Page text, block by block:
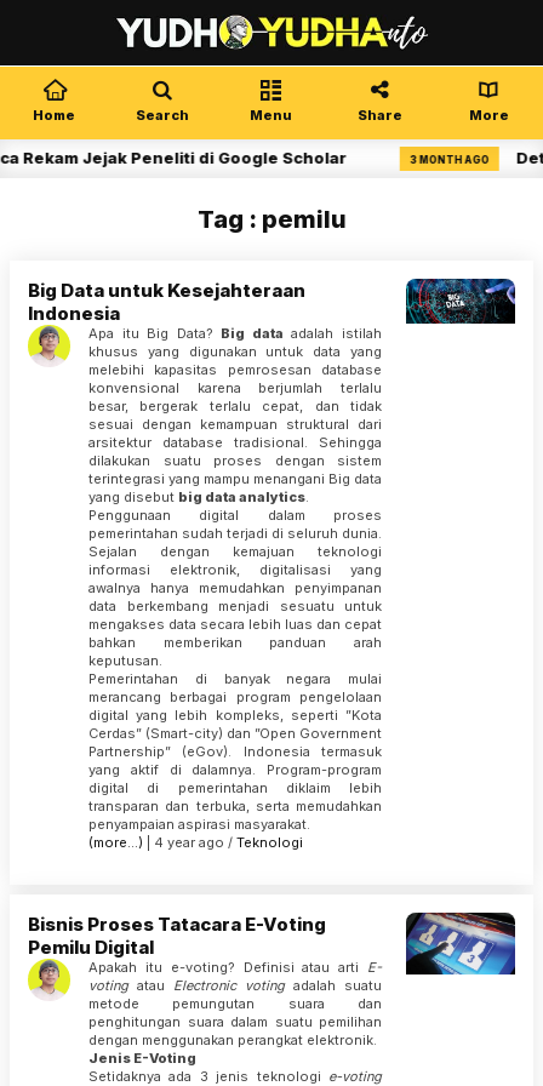
Home Search Menu Share More
Rekam Jejak Peneliti di Google Scholar 3 MONTH AGO
Tag : pemilu
Big Data untuk Kesejahteraan
Indonesia
Apa itu Big Data? Big data adalah istilah
khusus yang digunakan untuk data yang
melebihi kapasitas pemrosesan database
konvensional karena berjumlah terlalu
besar, bergerak terlalu cepat, dan tidak
sesuai dengan kemampuan struktural dari
arsitektur database tradisional. Sehingga
dilakukan suatu proses dengan sistem
terintegrasi yang mampu menangani Big data
yang disebut big data analytics.
Penggunaan digital dalam proses
pemerintahan sudah terjadi di seluruh dunia.
Sejalan dengan kemajuan teknologi
informasi elektronik, digitalisasi yang
awalnya hanya memudahkan penyimpanan
data berkembang menjadi sesuatu untuk
mengakses data secara lebih luas dan cepat
bahkan memberikan panduan arah
keputusan.
Pemerintahan di banyak negara mulai
merancang berbagai program pengelolaan
digital yang lebih kompleks, seperti ”Kota
Cerdas” (Smart-city) dan ”Open Government
Partnership” (eGov). Indonesia termasuk
yang aktif di dalamnya. Program-program
digital di pemerintahan diklaim lebih
transparan dan terbuka, serta memudahkan
penyampaian aspirasi masyarakat.
(more…) | 4 year ago / Teknologi
Bisnis Proses Tatacara E-Voting
Pemilu Digital
Apakah itu e-voting? Definisi atau arti E-
voting atau Electronic votingadalah suatu
metode pemungutan suara dan
penghitungan suara dalam suatu pemilihan
dengan menggunakan perangkat elektronik.
Jenis E-Voting
Setidaknya ada 3 jenis teknologi e-voting